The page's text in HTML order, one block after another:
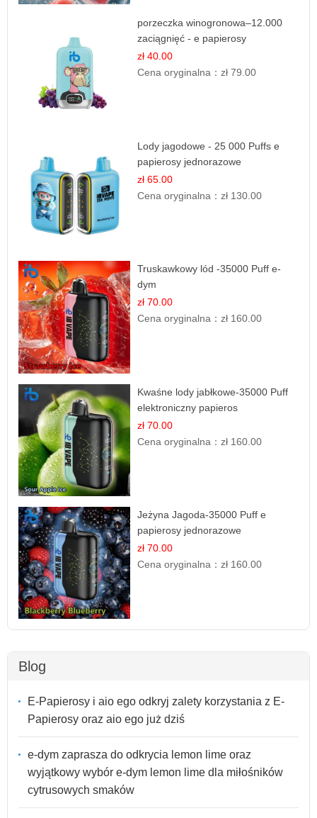
porzeczka winogronowa–12.000
zaciągnięć - e papierosy
zł 40.00
Cena oryginalna：zł 79.00
Lody jagodowe - 25 000 Puffs e
papierosy jednorazowe
zł 65.00
Cena oryginalna：zł 130.00
Truskawkowy lód -35000 Puff e-
dym
zł 70.00
Cena oryginalna：zł 160.00
Kwaśne lody jabłkowe-35000 Puff
elektroniczny papieros
zł 70.00
Cena oryginalna：zł 160.00
Jeżyna Jagoda-35000 Puff e
papierosy jednorazowe
zł 70.00
Cena oryginalna：zł 160.00
Blog
E-Papierosy i aio ego odkryj zalety korzystania z E-
Papierosy oraz aio ego już dziś
e-dym zaprasza do odkrycia lemon lime oraz
wyjątkowy wybór e-dym lemon lime dla miłośników
cytrusowych smaków